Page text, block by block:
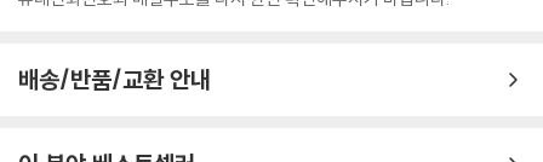
배송/반품/교환 안내